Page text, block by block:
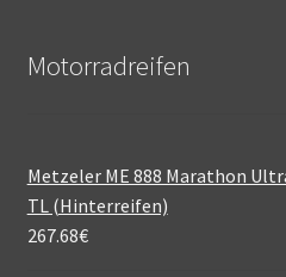
Motorradreifen
Metzeler ME 888 Marathon
TL (Hinterreifen)
267.68€